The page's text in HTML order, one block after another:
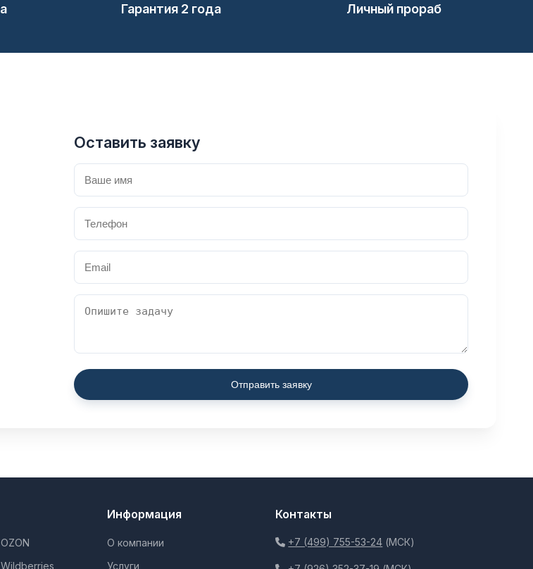
Гарантия 2 года Личный прораб
Оставить заявку
Отправить заявку
Информация
О компании
Услуги
Контакты
+7 (499) 755-53-24 (МСК)